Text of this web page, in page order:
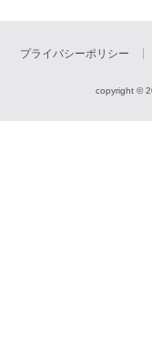
プライバシーポリシー
copyright ©